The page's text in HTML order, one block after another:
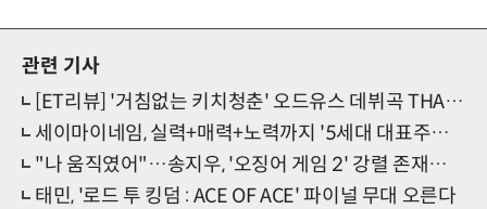
관련 기사
[ET리뷰] '거침없는 키치청춘' 오드유스 데뷔곡 THAT'S ME
세이마이네임, 실력+매력+노력까지 '5세대 대표주자 급부상'
"나 움직였어"…송지우, '오징어 게임 2' 강렬 존재감 기대
태민, '로드 투 킹덤 : ACE OF ACE' 파이널 무대 오른다